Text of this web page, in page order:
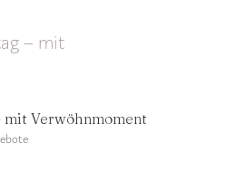
Verwöhnmoment